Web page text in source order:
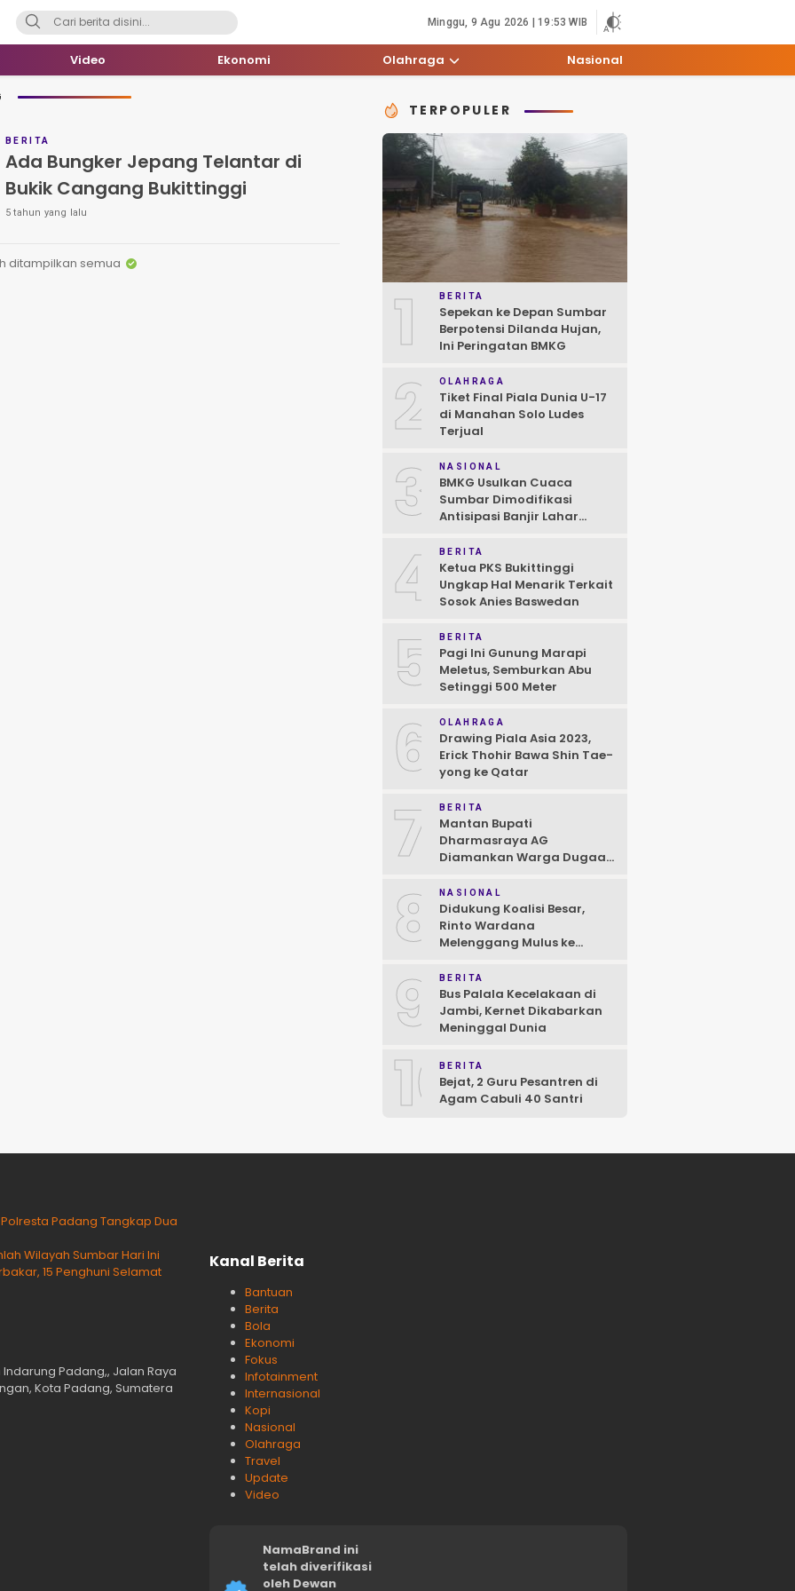
Minggu, 9 Agu 2026 | 19:53 WIB
Video Ekonomi Olahraga Nasional
BERITA
Ada Bungker Jepang Telantar di
Bukik Cangang Bukittinggi
5 tahun yang lalu
ditampilkan semua
TERPOPULER
1 BERITA
Sepekan ke Depan Sumbar
Berpotensi Dilanda Hujan,
Ini Peringatan BMKG
2 OLAHRAGA
Tiket Final Piala Dunia U-17
di Manahan Solo Ludes
Terjual
3 NASIONAL
BMKG Usulkan Cuaca
Sumbar Dimodifikasi
Antisipasi Banjir Lahar
4 BERITA
Ketua PKS Bukittinggi
Ungkap Hal Menarik Terkait
Sosok Anies Baswedan
5 BERITA
Pagi Ini Gunung Marapi
Meletus, Semburkan Abu
Setinggi 500 Meter
6 OLAHRAGA
Drawing Piala Asia 2023,
Erick Thohir Bawa Shin Tae-
yong ke Qatar
7 BERITA
Mantan Bupati
Dharmasraya AG
Diamankan Warga Dugaan
8 NASIONAL
Didukung Koalisi Besar,
Rinto Wardana
Melenggang Mulus ke
Mentawai
9 BERITA
Bus Palala Kecelakaan di
Jambi, Kernet Dikabarkan
Meninggal Dunia
10BERITA
Bejat, 2 Guru Pesantren di
Agam Cabuli 40 Santri
Padang Tangkap Dua
Wilayah Sumbar Hari Ini
15 Penghuni Selamat
Indarung Padang,, Jalan Raya
Kota Padang, Sumatera
Kanal Berita
Bantuan
Berita
Bola
Ekonomi
Fokus
Infotainment
Internasional
Kopi
Nasional
Olahraga
Travel
Update
Video
NamaBrand ini
telah diverifikasi
oleh Dewan